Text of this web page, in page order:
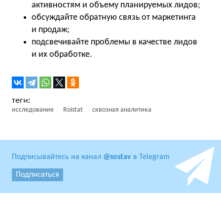
активностям и объему планируемых лидов;
обсуждайте обратную связь от маркетинга
и продаж;
подсвечивайте проблемы в качестве лидов
и их обработке.
исследование Roistat сквозная аналитика
Подписывайтесь на канал @sostav в Telegram
Подписаться